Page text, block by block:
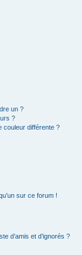
un ?
?
couleur différente ?
sur ce forum !
d’amis et d’ignorés ?